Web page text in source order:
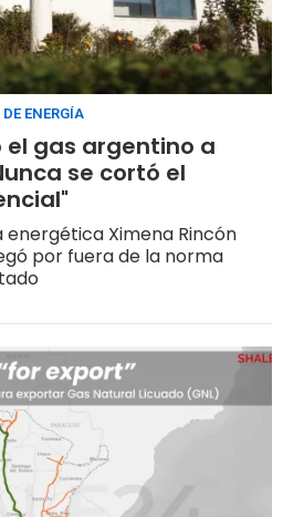
ENERGÍA
gas argentino a
se cortó el
Ximena Rincón
por fuera de la norma